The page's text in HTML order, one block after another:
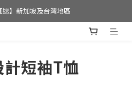
，即可享港澳地區免運費;
送】新加坡及台灣地區
短袖T恤